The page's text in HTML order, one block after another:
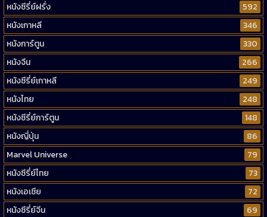
หนังซีรี่ย์ฝรั่ง
592
หนังเกาหลี
346
หนังการ์ตูน
330
หนังจีน
266
หนังซีรี่ย์เกาหลี
249
หนังไทย
248
หนังซีรี่ย์การ์ตูน
148
หนังญี่ปุ่น
86
Marvel Universe
79
หนังซีรี่ย์ไทย
73
หนังเอเชีย
72
หนังซีรี่ย์จีน
69